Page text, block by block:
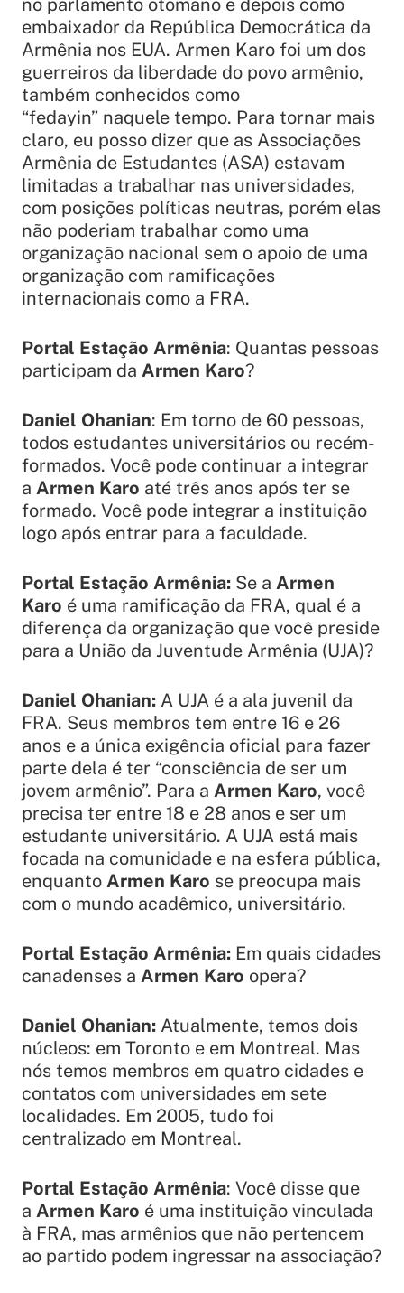
no parlamento otomano e depois como
embaixador da República Democrática da
Armênia nos EUA. Armen Karo foi um dos
guerreiros da liberdade do povo armênio,
também conhecidos como
“fedayin” naquele tempo. Para tornar mais
claro, eu posso dizer que as Associações
Armênia de Estudantes (ASA) estavam
limitadas a trabalhar nas universidades,
com posições políticas neutras, porém elas
não poderiam trabalhar como uma
organização nacional sem o apoio de uma
organização com ramificações
internacionais como a FRA.
Portal Estação Armênia: Quantas pessoas
participam da Armen Karo?
Daniel Ohanian: Em torno de 60 pessoas,
todos estudantes universitários ou recém-
formados. Você pode continuar a integrar
a Armen Karo até três anos após ter se
formado. Você pode integrar a instituição
logo após entrar para a faculdade.
Portal Estação Armênia: Se a Armen
Karo é uma ramificação da FRA, qual é a
diferença da organização que você preside
para a União da Juventude Armênia (UJA)?
Daniel Ohanian: A UJA é a ala juvenil da
FRA. Seus membros tem entre 16 e 26
anos e a única exigência oficial para fazer
parte dela é ter “consciência de ser um
jovem armênio”. Para a Armen Karo, você
precisa ter entre 18 e 28 anos e ser um
estudante universitário. A UJA está mais
focada na comunidade e na esfera pública,
enquanto Armen Karo se preocupa mais
com o mundo acadêmico, universitário.
Portal Estação Armênia: Em quais cidades
canadenses a Armen Karo opera?
Daniel Ohanian: Atualmente, temos dois
núcleos: em Toronto e em Montreal. Mas
nós temos membros em quatro cidades e
contatos com universidades em sete
localidades. Em 2005, tudo foi
centralizado em Montreal.
Portal Estação Armênia: Você disse que
a Armen Karo é uma instituição vinculada
à FRA, mas armênios que não pertencem
ao partido podem ingressar na associação?